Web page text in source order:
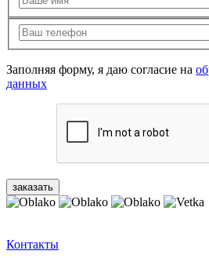
Заполняя форму, я даю согласие на
данных
Контакты